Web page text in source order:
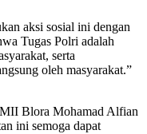
aksi sosial ini dengan
Tugas Polri adalah
serta
oleh masyarakat.”
Blora Mohamad Alfian
ini semoga dapat